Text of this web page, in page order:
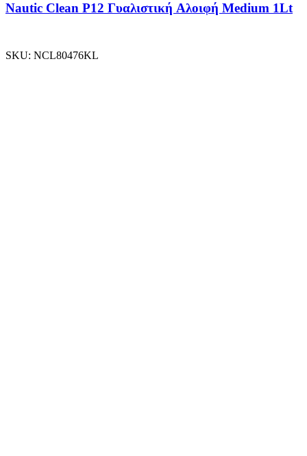
Nautic Clean P12 Γυαλιστική Αλοιφή Medium 1Lt
SKU: NCL80476KL